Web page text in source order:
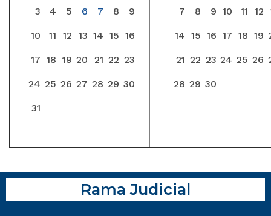
3 4 5 6 7 8 9
10 11 12 13 14 15 16
17 18 19 20 21 22 23
24 25 26 27 28 29 30
31
7 8 9 10 11 12
14 15 16 17 18 19
21 22 23 24 25 26
28 29 30
Rama Judicial